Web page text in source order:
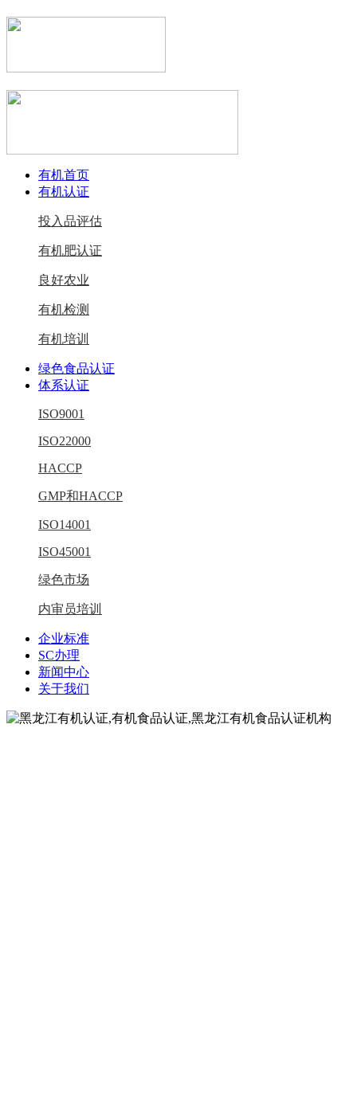
有机首页
有机认证
投入品评估
有机肥认证
良好农业
有机检测
有机培训
绿色食品认证
体系认证
ISO9001
ISO22000
HACCP
GMP和HACCP
ISO14001
ISO45001
绿色市场
内审员培训
企业标准
SC办理
新闻中心
关于我们